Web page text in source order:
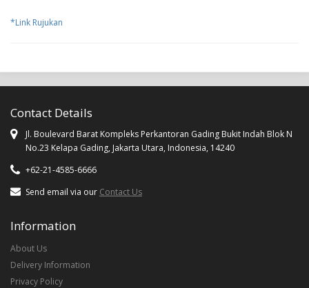
*Link Rujukan
Contact Details
Jl. Boulevard Barat Kompleks Perkantoran Gading Bukit Indah Blok N
No.23 Kelapa Gading, Jakarta Utara, Indonesia, 14240
+62-21-4585-6666
Send email via our Contact Us
Information
About Us
Delivery Information
Privacy Policy